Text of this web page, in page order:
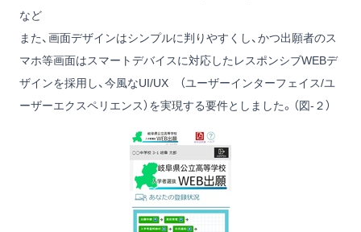
など
また、画面デザインはシンプルに判りやすくし、かつ出願者のス
マホ等画面はスマートデバイスに対応したレスポンシブWEBデ
ザインを採用し、今風なUI/UX （ユーザーインターフェイス/ユ
ーザーエクスペリエンス）を実現する要件としました。（図-２）